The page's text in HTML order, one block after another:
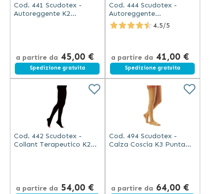
Cod. 441 Scudotex -
Autoreggente K2
a partire da 45,00 €
Spedizione gratuita
Cod. 444 Scudotex -
Autoreggente
Terapeutico K2
Microfibra Punta Chiusa
4.5/5
a partire da 41,00 €
Spedizione gratuita
Cod. 442 Scudotex -
Collant Terapeutico K2
a partire da 54,00 €
Cod. 494 Scudotex -
Calza Coscia K3 Punta
a partire da 64,00 €